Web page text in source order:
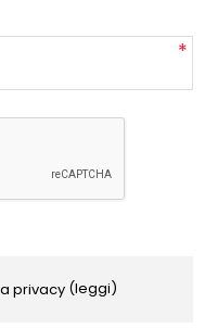
*
privacy (leggi)